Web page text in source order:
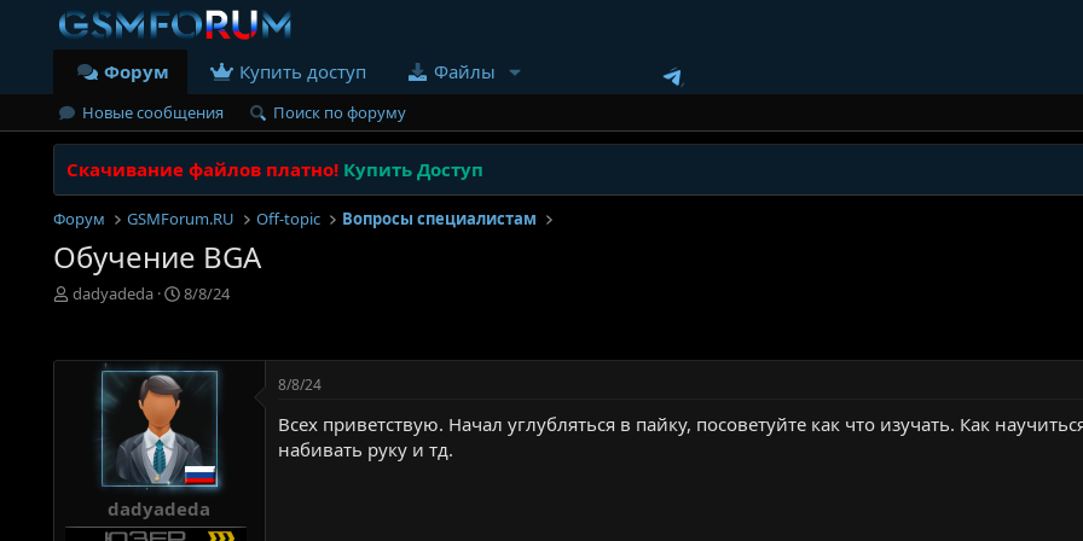
Форум Купить доступ Файлы
Новые сообщения Поиск по форуму
Скачивание файлов платно! Купить Доступ
Форум GSMForum.RU Off-topic Вопросы специалистам
Обучение BGA
А
о
dadyadeda
Д
а
н
а
л
а
8/8/24
dadyadeda
8/8/24
Всех приветствую. Начал углубляться в пайку, посоветуйте как что изучать. Как
набивать руку и тд.